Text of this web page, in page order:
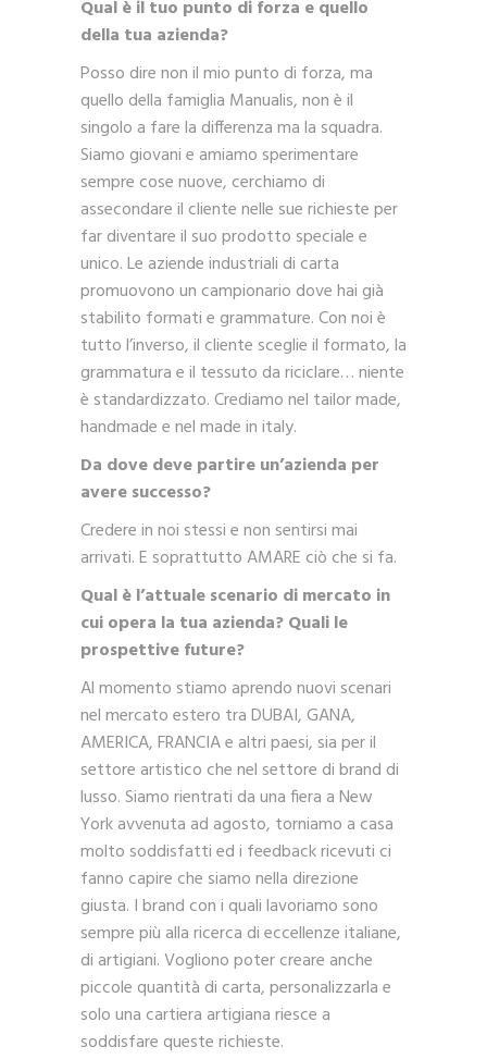
Qual è il tuo punto di forza e quello
della tua azienda?
Posso dire non il mio punto di forza, ma
quello della famiglia Manualis, non è il
singolo a fare la differenza ma la squadra.
Siamo giovani e amiamo sperimentare
sempre cose nuove, cerchiamo di
assecondare il cliente nelle sue richieste per
far diventare il suo prodotto speciale e
unico. Le aziende industriali di carta
promuovono un campionario dove hai già
stabilito formati e grammature. Con noi è
tutto l’inverso, il cliente sceglie il formato, la
grammatura e il tessuto da riciclare… niente
è standardizzato. Crediamo nel tailor made,
handmade e nel made in italy.
Da dove deve partire un’azienda per
avere successo?
Credere in noi stessi e non sentirsi mai
arrivati. E soprattutto AMARE ciò che si fa.
Qual è l’attuale scenario di mercato in
cui opera la tua azienda? Quali le
prospettive future?
Al momento stiamo aprendo nuovi scenari
nel mercato estero tra DUBAI, GANA,
AMERICA, FRANCIA e altri paesi, sia per il
settore artistico che nel settore di brand di
lusso. Siamo rientrati da una fiera a New
York avvenuta ad agosto, torniamo a casa
molto soddisfatti ed i feedback ricevuti ci
fanno capire che siamo nella direzione
giusta. I brand con i quali lavoriamo sono
sempre più alla ricerca di eccellenze italiane,
di artigiani. Vogliono poter creare anche
piccole quantità di carta, personalizzarla e
solo una cartiera artigiana riesce a
soddisfare queste richieste.